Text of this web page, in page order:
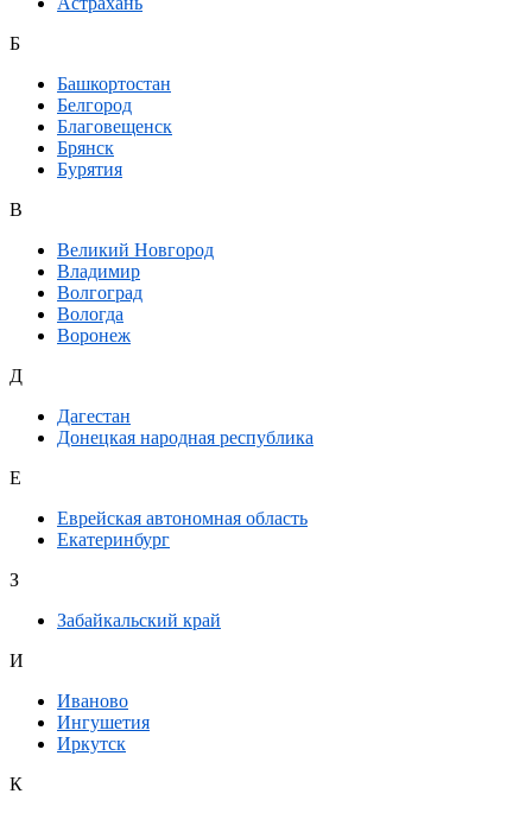
Б
Башкортостан
Белгород
Благовещенск
Брянск
Бурятия
В
Великий Новгород
Владимир
Волгоград
Вологда
Воронеж
Д
Дагестан
Донецкая народная республика
Е
Еврейская автономная область
Екатеринбург
З
Забайкальский край
И
Иваново
Ингушетия
Иркутск
К